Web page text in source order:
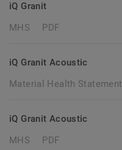
iQ Granit
MHS
PDF
iQ Granit Acoustic
Material Health Statement
iQ Granit Acoustic
MHS
PDF